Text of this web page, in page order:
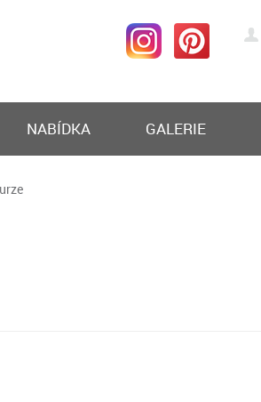
NABÍDKA GALERIE